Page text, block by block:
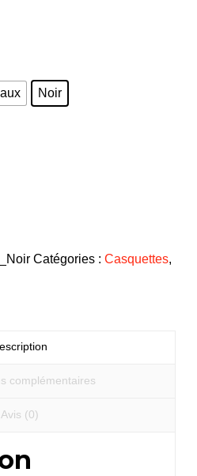
Noir
Catégories : Casquettes,
complémentaires
Avis (0)